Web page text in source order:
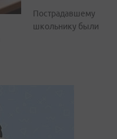
Пострадавшему
школьнику были